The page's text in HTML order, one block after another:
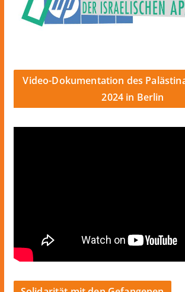
Video-Dokumentation des
2024 in Berlin